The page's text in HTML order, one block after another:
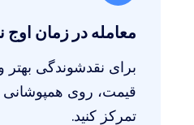
معامله در زمان اوج
برای نقدشوندگی
قیمت، روی
تمرکز کنید.